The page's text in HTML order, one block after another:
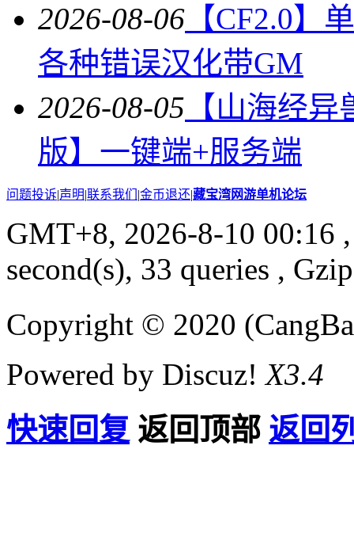
2026-08-06 【CF2.0】
各种错误汉化带GM
2026-08-05 【山海经
版】一键端+服务端
问题投诉|声明|联系我们 |金币退还|藏宝湾网游单机论坛
GMT+8, 2026-8-10 00:16
second(s), 33 queries ,
Copyright © 2020
Powered by Discuz!X3.4
快速回复 返回顶部 返回